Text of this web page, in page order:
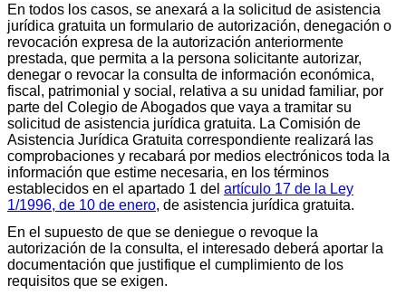
En todos los casos, se anexará a la solicitud de asistencia
jurídica gratuita un formulario de autorización, denegación o
revocación expresa de la autorización anteriormente
prestada, que permita a la persona solicitante autorizar,
denegar o revocar la consulta de información económica,
fiscal, patrimonial y social, relativa a su unidad familiar, por
parte del Colegio de Abogados que vaya a tramitar su
solicitud de asistencia jurídica gratuita. La Comisión de
Asistencia Jurídica Gratuita correspondiente realizará las
comprobaciones y recabará por medios electrónicos toda la
información que estime necesaria, en los términos
establecidos en el apartado 1 del artículo 17 de la Ley
1/1996, de 10 de enero, de asistencia jurídica gratuita.
En el supuesto de que se deniegue o revoque la
autorización de la consulta, el interesado deberá aportar la
documentación que justifique el cumplimiento de los
requisitos que se exigen.